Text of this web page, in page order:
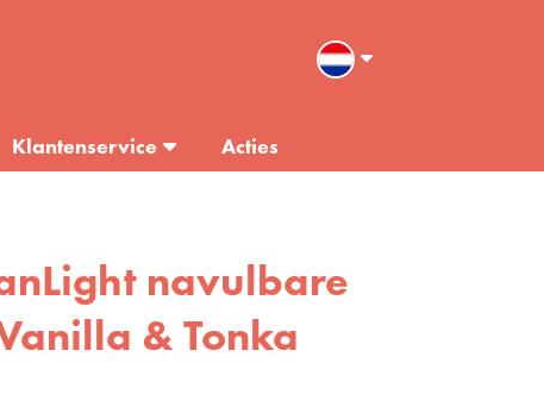
Klantenservice Acties
navulbare
& Tonka